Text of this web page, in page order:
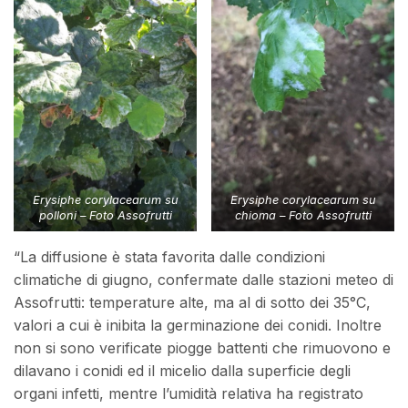
Erysiphe corylacearumsu
polloni – Foto Assofrutti
Erysiphe corylacearumsu
chioma – Foto Assofrutti
“La diffusione è stata favorita dalle condizioni
climatiche di giugno, confermate dalle stazioni meteo di
Assofrutti: temperature alte, ma al di sotto dei 35°C,
valori a cui è inibita la germinazione dei conidi. Inoltre
non si sono verificate piogge battenti che rimuovono e
dilavano i conidi ed il micelio dalla superficie degli
organi infetti, mentre l’umidità relativa ha registrato